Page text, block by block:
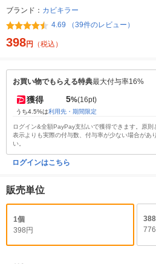
ブランド： カビキラー
4.69 （39件のレビュー）
398円 （税込）
お買い物でもらえる特典最大付与率16%
獲得 5%(16pt)
うち4.5%は利用先・期間限定
ログイン&全額PayPay支払いで獲得できます。原則
表示よりも実際の付与数、付与率が少ない場合があ
い。
ログインはこちら
販売単位
1個
398円